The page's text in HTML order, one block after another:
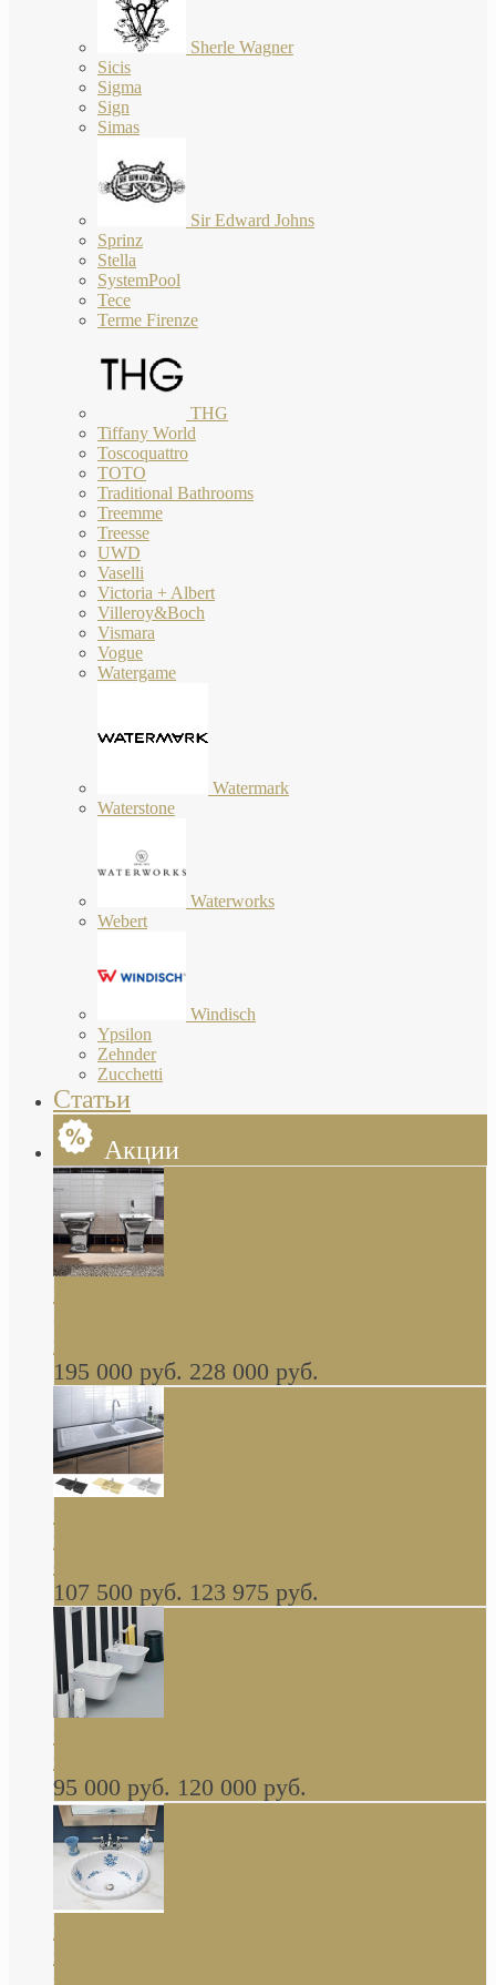
Sherle Wagner
Sicis
Sigma
Sign
Simas
Sir Edward Johns
Sprinz
Stella
SystemPool
Tece
Terme Firenze
THG
Tiffany World
Toscoquattro
TOTO
Traditional Bathrooms
Treemme
Treesse
UWD
Vaselli
Victoria + Albert
Villeroy&Boch
Vismara
Vogue
Watergame
Watermark
Waterstone
Waterworks
Webert
Windisch
Ypsilon
Zehnder
Zucchetti
Статьи
Акции
Butterfly Scarabeo КОМПЛЕКТ санфаянса
глянцевая платина В НАЛИЧИИ
195 000 руб. 228 000 руб.
керамическая мойка 1160 x 510 мм белая,
серая, черная, бежевая В НАЛИЧИИ
107 500 руб. 123 975 руб.
навесное КОМПЛЕКТ
95 000 руб. 120 000 руб.
Decorated Bathroom раковина овальная
встраиваемая для ванной с рисунком синяя